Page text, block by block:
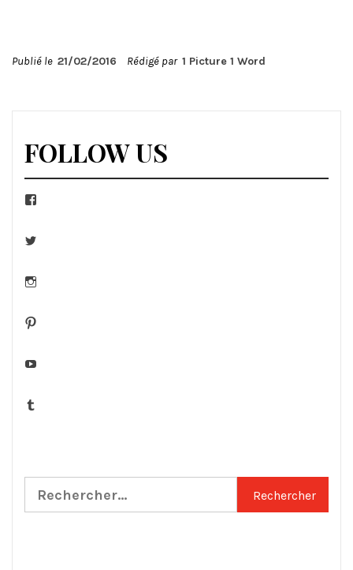
Publié le 21/02/2016 Rédigé par 1 Picture 1 Word
FOLLOW US
Facebook
Twitter
Instagram
Pinterest
YouTube
Tumblr
Rechercher :